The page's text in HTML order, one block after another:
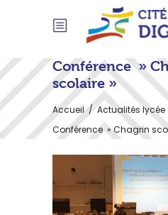
Conférence »
scolaire »
Accueil/Actualités lycée
Conférence » Chagrin